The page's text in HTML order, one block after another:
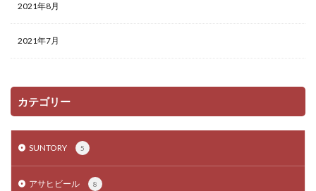
2021年8月
2021年7月
カテゴリー
SUNTORY 5
アサヒビール 8